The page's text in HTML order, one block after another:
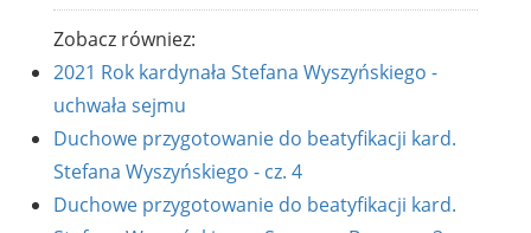
Zobacz równiez:
2021 Rok kardynała Stefana Wyszyńskiego -
uchwała sejmu
Duchowe przygotowanie do beatyfikacji kard.
Stefana Wyszyńskiego - cz. 4
Duchowe przygotowanie do beatyfikacji kard.